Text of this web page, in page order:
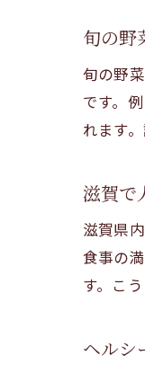
旬の野
旬の野
です。
れます
滋賀で
滋賀県
食事の
す。こ
ヘルシ